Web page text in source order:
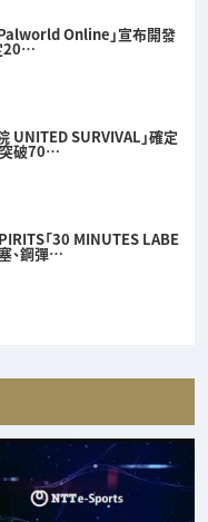
Palworld Online」宣布開發
20…
UNITED SURVIVAL」確定
突破70…
「30 MINUTES LABE
、鋼彈…